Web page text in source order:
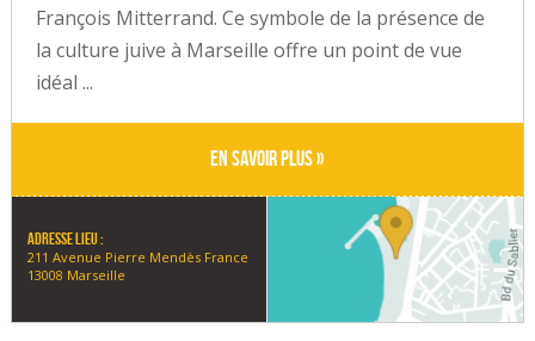
François Mitterrand. Ce symbole de la présence de
la culture juive à Marseille offre un point de vue
idéal ...
En savoir plus »
Adresse lieu :
211 Avenue Pierre Mendès France
13008 Marseille